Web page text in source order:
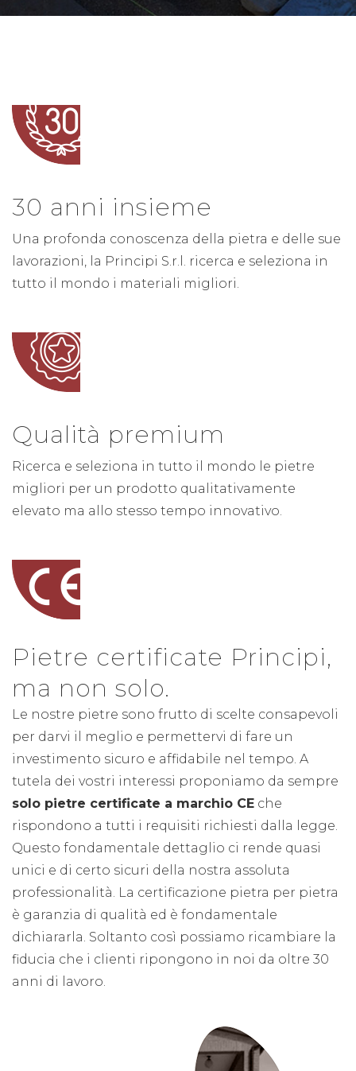
30 anni insieme
Una profonda conoscenza della pietra e delle sue
lavorazioni, la Principi S.r.l. ricerca e seleziona in
tutto il mondo i materiali migliori.
Qualità premium
Ricerca e seleziona in tutto il mondo le pietre
migliori per un prodotto qualitativamente
elevato ma allo stesso tempo innovativo.
Pietre certificate Principi,
ma non solo.
Le nostre pietre sono frutto di scelte consapevoli
per darvi il meglio e permettervi di fare un
investimento sicuro e affidabile nel tempo. A
tutela dei vostri interessi proponiamo da sempre
solo pietre certificate a marchio CE che
rispondono a tutti i requisiti richiesti dalla legge.
Questo fondamentale dettaglio ci rende quasi
unici e di certo sicuri della nostra assoluta
professionalità. La certificazione pietra per pietra
è garanzia di qualità ed è fondamentale
dichiararla. Soltanto così possiamo ricambiare la
fiducia che i clienti ripongono in noi da oltre 30
anni di lavoro.